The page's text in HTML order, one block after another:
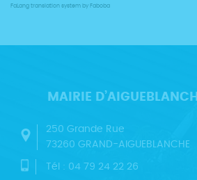
FaLang translation system by Faboba
MAIRIE
250 Grande Rue
73260 GRAND-AIGUEBLANCHE
Tél : 04 79 24 22 26